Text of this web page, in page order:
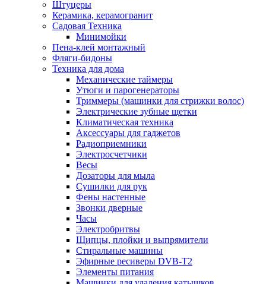
Штуцеры
Керамика, керамогранит
Садовая Техника
Минимойки
Пена-клей монтажный
Фляги-бидоны
Техника для дома
Механические таймеры
Утюги и парогенераторы
Триммеры (машинки для стрижки волос)
Электрические зубные щетки
Климатическая техника
Аксессуары для гаджетов
Радиоприемники
Электросчетчики
Весы
Дозаторы для мыла
Сушилки для рук
Фены настенные
Звонки дверные
Часы
Электробритвы
Щипцы, плойки и выпрямители
Стиральные машины
Эфирные ресиверы DVB-T2
Элементы питания